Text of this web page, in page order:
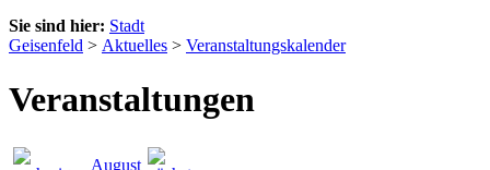
Sie sind hier: Stadt
Geisenfeld > Aktuelles > Veranstaltungskalender
Veranstaltungen
August